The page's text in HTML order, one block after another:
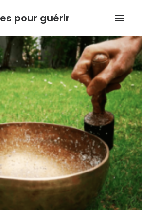
pour guérir